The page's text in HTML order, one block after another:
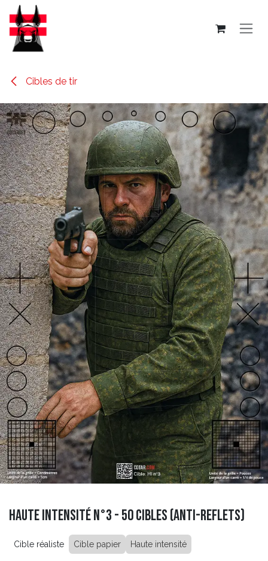
Se rendre au contenu
Cibles de tir
Haute intensité n°3 - 50 cibles (anti-reflets)
Cible réaliste Cible papier Haute intensité